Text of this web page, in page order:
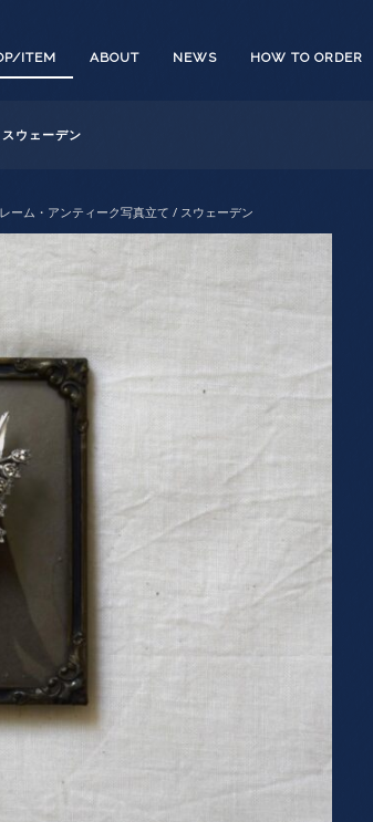
ITEM ABOUT NEWS HOW TO ORDER
ウェーデン
ーム・アンティーク写真立て / スウェーデン